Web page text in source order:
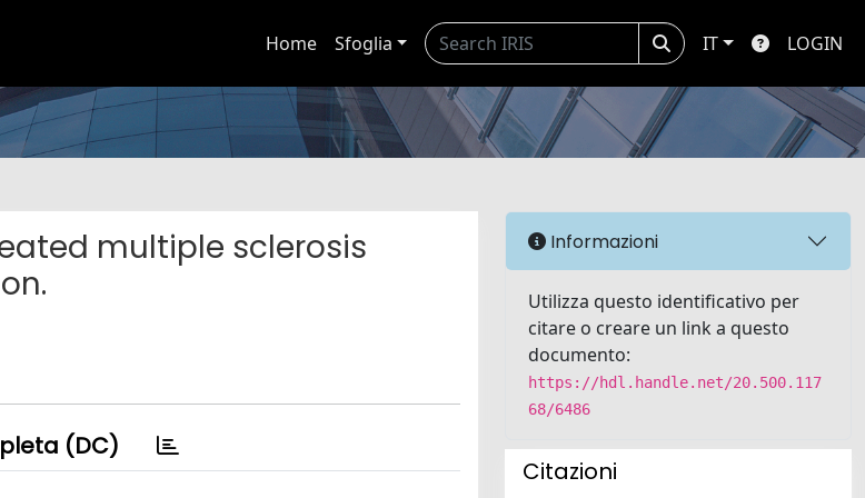
Home Sfoglia IT LOGIN
multiple sclerosis
(DC)
Informazioni
Utilizza questo identificativo per
citare o creare un link a questo
documento:
https://hdl.handle.net/20.500.117
68/6486
Citazioni